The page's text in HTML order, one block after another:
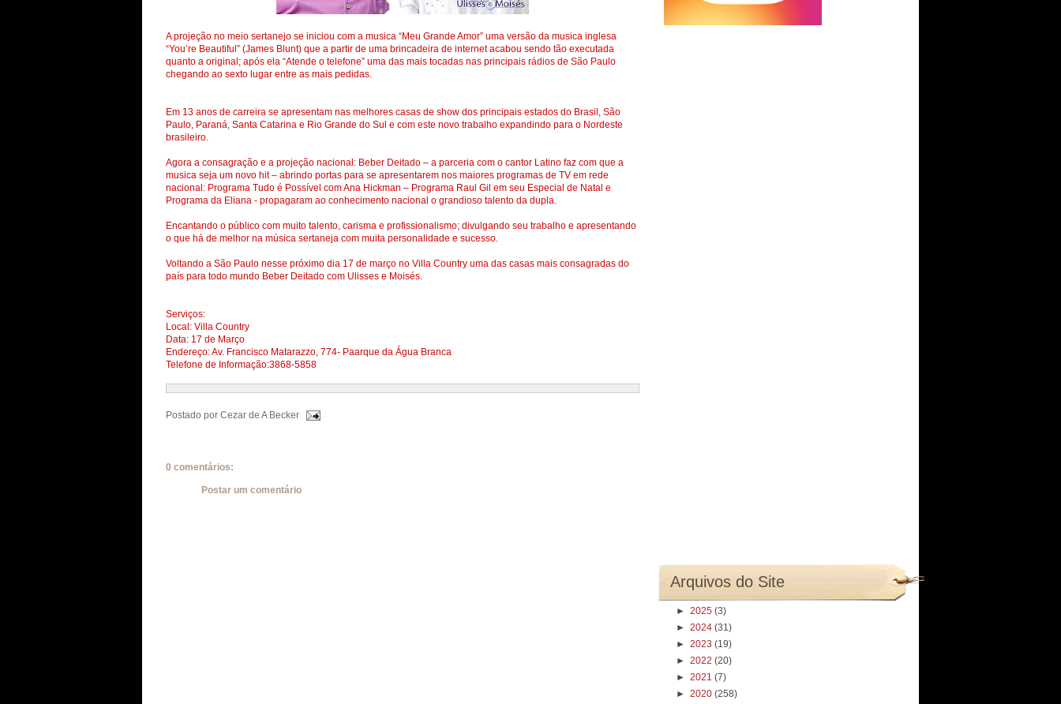
A projeção no meio sertanejo se iniciou com a musica “Meu Grande Amor” uma versão da musica inglesa
“You’re Beautiful” (James Blunt) que a partir de uma brincadeira de internet acabou sendo tão executada
quanto a original; após ela “Atende o telefone” uma das mais tocadas nas principais rádios de São Paulo
chegando ao sexto lugar entre as mais pedidas.
Em 13 anos de carreira se apresentam nas melhores casas de show dos principais estados do Brasil, São
Paulo, Paraná, Santa Catarina e Rio Grande do Sul e com este novo trabalho expandindo para o Nordeste
brasileiro.
Agora a consagração e a projeção nacional: Beber Deitado – a parceria com o cantor Latino faz com que a
musica seja um novo hit – abrindo portas para se apresentarem nos maiores programas de TV em rede
nacional: Programa Tudo é Possível com Ana Hickman – Programa Raul Gil em seu Especial de Natal e
Programa da Eliana - propagaram ao conhecimento nacional o grandioso talento da dupla.
Encantando o público com muito talento, carisma e profissionalismo; divulgando seu trabalho e apresentando
o que há de melhor na música sertaneja com muita personalidade e sucesso.
Voltando a São Paulo nesse próximo dia 17 de março no Villa Country uma das casas mais consagradas do
país para todo mundo Beber Deitado com Ulisses e Moisés.
Serviços:
Local: Villa Country
Data: 17 de Março
Endereço: Av. Francisco Matarazzo, 774- Paarque da Água Branca
Telefone de Informação:3868-5858
Postado por Cezar de A Becker
0 comentários:
Postar um comentário
Arquivos do Site
► 2025 (3)
► 2024 (31)
► 2023 (19)
► 2022 (20)
► 2021 (7)
► 2020 (258)